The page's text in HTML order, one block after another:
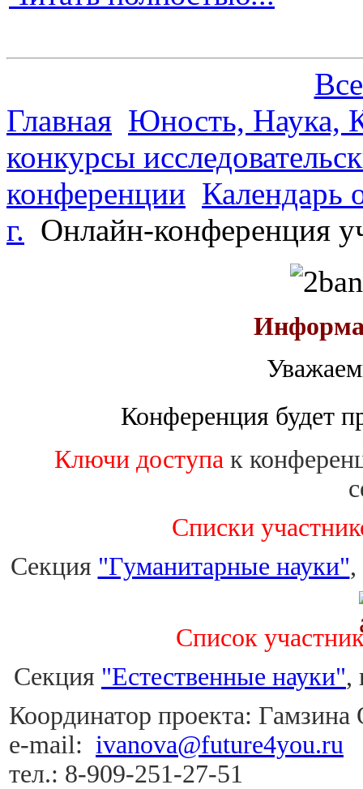
Главная Юность, Наука,
конкурсы
конференции Календарь
г. Онлайн-конференция
Конференция будет
Ключи доступа к
Списки
Секция "Гуманитарные науки"
Список
Секция "Естественные науки",
Координатор проекта: Гамзина
e-mail: ivanova@future4you.ru
тел.: 8-909-251-27-51